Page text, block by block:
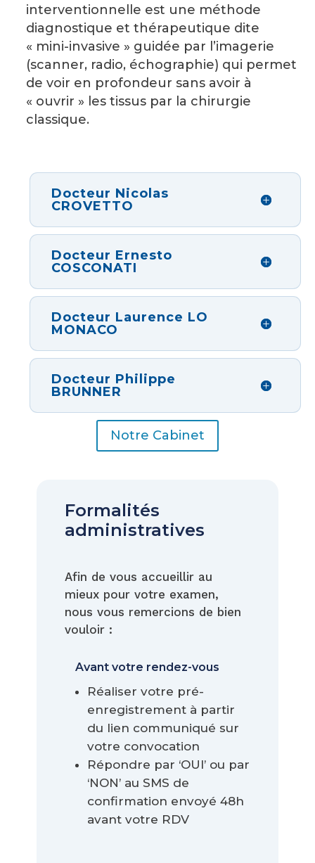
interventionnelle est une méthode
diagnostique et thérapeutique dite
« mini-invasive » guidée par l’imagerie
(scanner, radio, échographie) qui permet
de voir en profondeur sans avoir à
« ouvrir » les tissus par la chirurgie
classique.
Docteur Nicolas
CROVETTO
Docteur Ernesto
COSCONATI
Docteur Laurence LO
MONACO
Docteur Philippe
BRUNNER
Notre Cabinet
Formalités
administratives
Afin de vous accueillir au
mieux pour votre examen,
nous vous remercions de bien
vouloir :
Avant votre rendez-vous
Réaliser votre pré-
enregistrement à partir
du lien communiqué sur
votre convocation
Répondre par ‘OUI’ ou par
‘NON’ au SMS de
confirmation envoyé 48h
avant votre RDV